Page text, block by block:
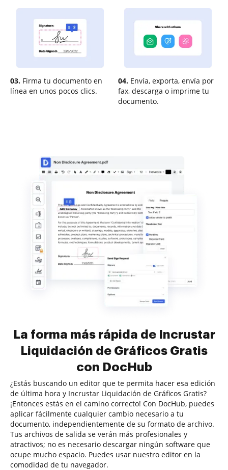
03. Firma tu documento en
línea en unos pocos clics.
04. Envía, exporta, envía por
fax, descarga o imprime tu
documento.
La forma más rápida de Incrustar
Liquidación de Gráficos Gratis
con DocHub
¿Estás buscando un editor que te permita hacer esa edición
de última hora y Incrustar Liquidación de Gráficos Gratis?
¡Entonces estás en el camino correcto! Con DocHub, puedes
aplicar fácilmente cualquier cambio necesario a tu
documento, independientemente de su formato de archivo.
Tus archivos de salida se verán más profesionales y
atractivos; no es necesario descargar ningún software que
ocupe mucho espacio. Puedes usar nuestro editor en la
comodidad de tu navegador.